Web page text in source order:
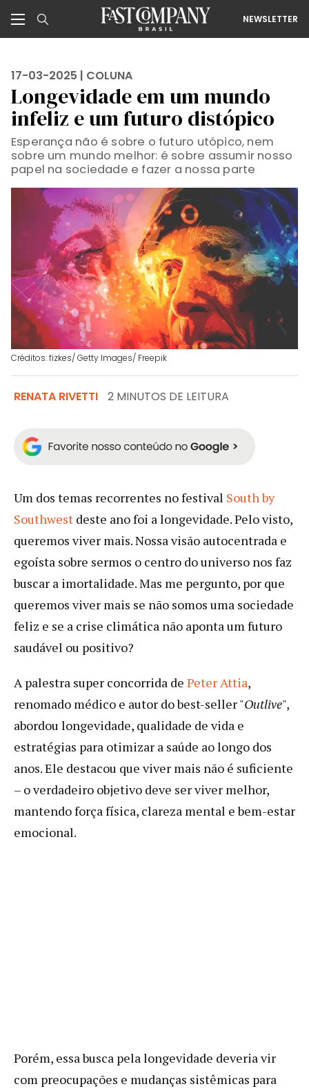
NEWSLETTER
17-03-2025 | COLUNA
Longevidade em um mundo
infeliz e um futuro distópico
Esperança não é sobre o futuro utópico, nem
sobre um mundo melhor: é sobre assumir nosso
papel na sociedade e fazer a nossa parte
Créditos: fizkes/ Getty Images/ Freepik
RENATA RIVETTI 2 MINUTOS DE LEITURA
Um dos temas recorrentes no festival South by
Southwest deste ano foi a longevidade. Pelo visto,
queremos viver mais. Nossa visão autocentrada e
egoísta sobre sermos o centro do universo nos faz
buscar a imortalidade. Mas me pergunto, por que
queremos viver mais se não somos uma sociedade
feliz e se a crise climática não aponta um futuro
saudável ou positivo?
A palestra super concorrida de Peter Attia,
renomado médico e autor do best-seller "Outlive",
abordou longevidade, qualidade de vida e
estratégias para otimizar a saúde ao longo dos
anos. Ele destacou que viver mais não é suficiente
– o verdadeiro objetivo deve ser viver melhor,
mantendo força física, clareza mental e bem-estar
emocional.
Porém, essa busca pela longevidade deveria vir
com preocupações e mudanças sistêmicas para